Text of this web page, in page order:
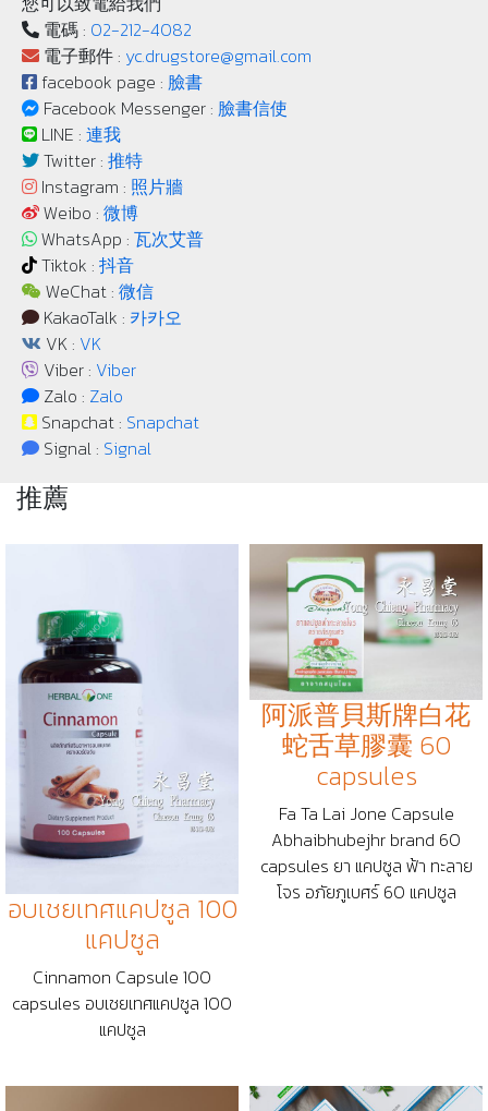
電碼 : 02-212-4082
電子郵件 : yc.drugstore@gmail.com
facebook page : 臉書
Facebook Messenger : 臉書信使
LINE : 連我
Twitter : 推特
Instagram : 照片牆
Weibo : 微博
WhatsApp : 瓦次艾普
Tiktok : 抖音
WeChat : 微信
KakaoTalk : 카카오
VK : VK
Viber : Viber
Zalo : Zalo
Snapchat : Snapchat
Signal : Signal
推薦
อบเชยเทศแคปซูล 100
แคปซูล
Cinnamon Capsule 100
capsules อบเชยเทศแคปซูล 100
แคปซูล
阿派普貝斯牌白花
蛇舌草膠囊 60
capsules
Fa Ta Lai Jone Capsule
Abhaibhubejhr brand 60
capsules ยา แคปซูล ฟ้า ทะลาย
โจร อภัยภูเบศร์ 60 แคปซูล